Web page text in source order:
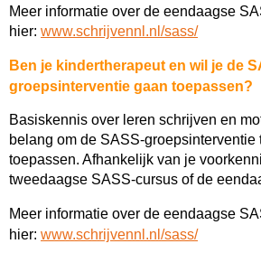
Meer informatie over de eendaagse
hier: www.schrijvennl.nl/sass/
Ben je kindertherapeut en wil je de
groepsinterventie gaan toepassen?
Basiskennis over leren schrijven en
belang om de SASS-groepsinterventie
toepassen. Afhankelijk van je
tweedaagse SASS-cursus of de
Meer informatie over de eendaagse
hier: www.schrijvennl.nl/sass/